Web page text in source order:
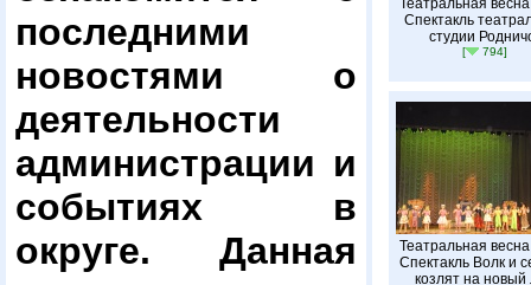
последними
новостями о
деятельности
администрации и
событиях в
округе. Данная
Театральная
Спектакль
студии
[ 794]
Театральная
Спектакль Волк и
козлят на новый